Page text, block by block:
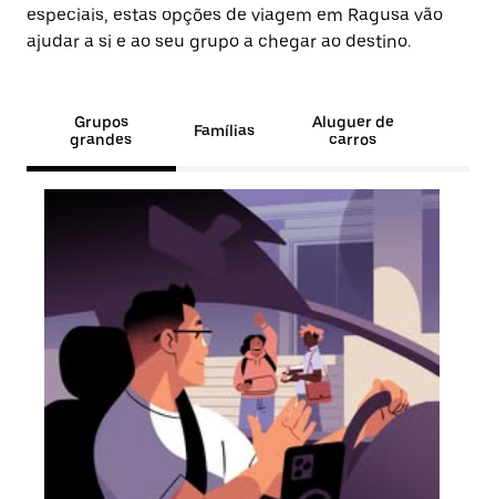
especiais, estas opções de viagem em Ragusa vão
ajudar a si e ao seu grupo a chegar ao destino.
Grupos
grandes
Famílias
Aluguer de
carros